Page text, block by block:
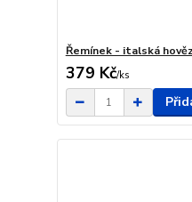
Řemínek - italská
379 Kč/ks